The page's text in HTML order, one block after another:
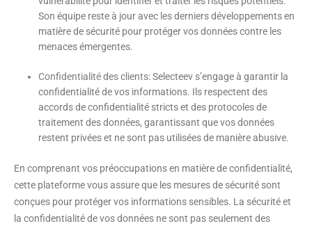
Son équipe reste à jour avec les derniers développements en
matière de sécurité pour protéger vos données contre les
menaces émergentes.
Confidentialité des clients: Selecteev s’engage à garantir la
confidentialité de vos informations. Ils respectent des
accords de confidentialité stricts et des protocoles de
traitement des données, garantissant que vos données
restent privées et ne sont pas utilisées de manière abusive.
En comprenant vos préoccupations en matière de confidentialité,
cette plateforme vous assure que les mesures de sécurité sont
conçues pour protéger vos informations sensibles. La sécurité et
la confidentialité de vos données ne sont pas seulement des